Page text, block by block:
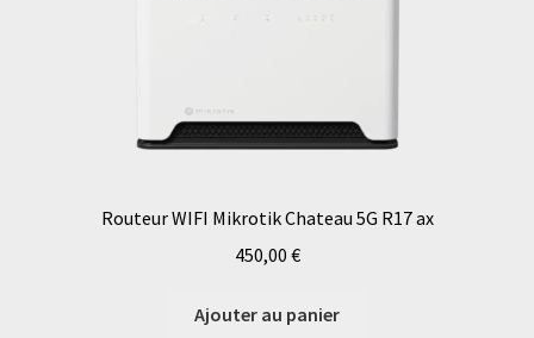
Routeur WIFI Mikrotik Chateau 5G R17 ax
450,00 €
Ajouter au panier